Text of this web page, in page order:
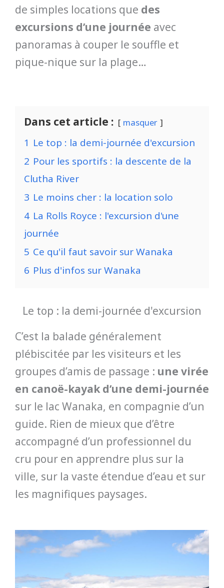
de simples locations que des
excursions d’une journée avec
panoramas à couper le souffle et
pique-nique sur la plage…
Dans cet article : masquer
1 Le top : la demi-journée d'excursion
2 Pour les sportifs : la descente de la
Clutha River
3 Le moins cher : la location solo
4 La Rolls Royce : l'excursion d'une
journée
5 Ce qu'il faut savoir sur Wanaka
6 Plus d'infos sur Wanaka
Le top : la demi-journée d'excursion
C’est la balade généralement
plébiscitée par les visiteurs et les
groupes d’amis de passage : une virée
en canoë-kayak d’une demi-journée
sur le lac Wanaka, en compagnie d’un
guide. Rien de mieux que d’être
accompagné d’un professionnel du
cru pour en apprendre plus sur la
ville, sur la vaste étendue d’eau et sur
les magnifiques paysages.